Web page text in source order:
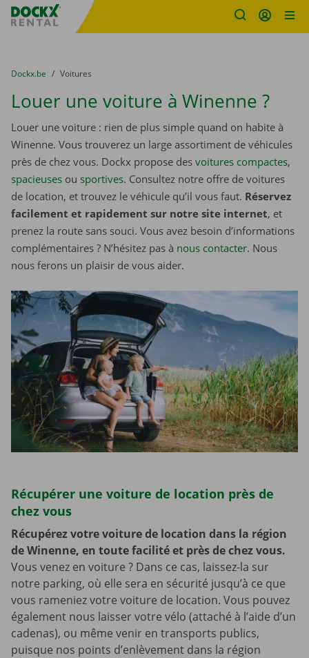
sitename
You are here:
du
Dockx.be to
Voitures
Louer une voiture à Winenne ?
Louer une voiture : rien de plus simple quand on habite à
Winenne. Vous trouverez un large assortiment de véhicules
près de chez vous. Dockx propose des voitures compactes,
spacieuses ou sportives. Consultez notre offre de voitures
de location, et trouvez le véhicule qu’il vous faut. Réservez
facilement et rapidement sur notre site internet, et
prenez la route sans souci. Vous avez besoin d’informations
complémentaires ? N’hésitez pas à nous contacter. Nous
nous ferons un plaisir de vous aider.
Récupérer une voiture de location près de
chez vous
Récupérez votre voiture de location dans la région
de Winenne, en toute facilité et près de chez vous.
Vous venez en voiture ? Dans ce cas, laissez-la sur
notre parking, où elle sera en sécurité jusqu’à ce que
vous rameniez votre voiture de location. Vous pouvez
également nous laisser votre vélo (attaché à l’aide d’un
cadenas), ou même venir en transports publics,
puisque nos points d’enlèvement dans la région